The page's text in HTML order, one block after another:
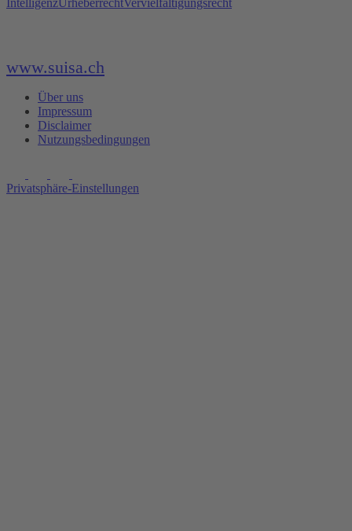
www.suisa.ch
Über uns
Impressum
Disclaimer
Nutzungsbedingungen
Privatsphäre-Einstellungen